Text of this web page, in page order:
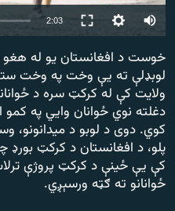
اړیکه
دري پاڼه
Azadi English
راسره ملګري شئ
د ازادې اروپا/ ازادي راډيو ټولې
Auto
2:03
خوست د افغانستان یو له
لوبډلې ته یې وخت په وخت
ولایت کې له کرکټ سره د
دغلته نوي ځوانان وايي په کمو
کوي. دوی د لوبو د میدانونو،
پلو، د افغانستان د کرکټ بورډ
کې یې ځینې د کرکټ پروژې
ځوانانو ته ګټه ورسېږي.